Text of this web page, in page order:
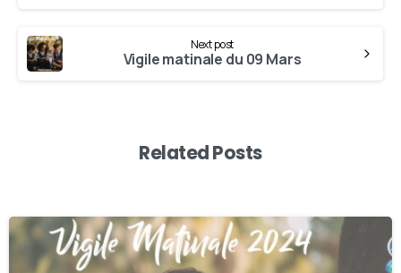
Next post
Vigile matinale du 09 Mars
Related Posts